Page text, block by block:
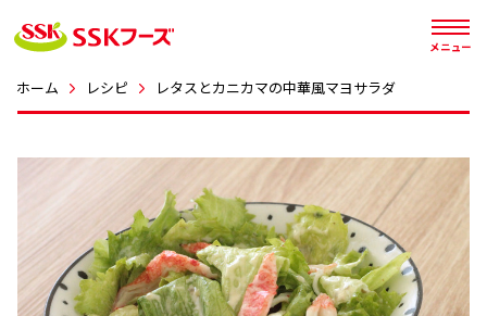
メニュー
ホーム レシピ レタスとカニカマの中華風マヨサラダ